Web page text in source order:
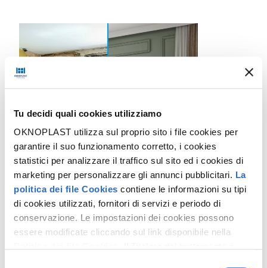
Tu decidi quali cookies utilizziamo
OKNOPLAST utilizza sul proprio sito i file cookies per
garantire il suo funzionamento corretto, i cookies
statistici per analizzare il traffico sul sito ed i cookies di
marketing per personalizzare gli annunci pubblicitari. La
politica dei file Cookies contiene le informazioni su tipi
di cookies utilizzati, fornitori di servizi e periodo di
conservazione. Le impostazioni dei cookies possono
essere modificate cliccando sul link disponibile nella
Stai ristrutturando casa?
Prolux è la finestra